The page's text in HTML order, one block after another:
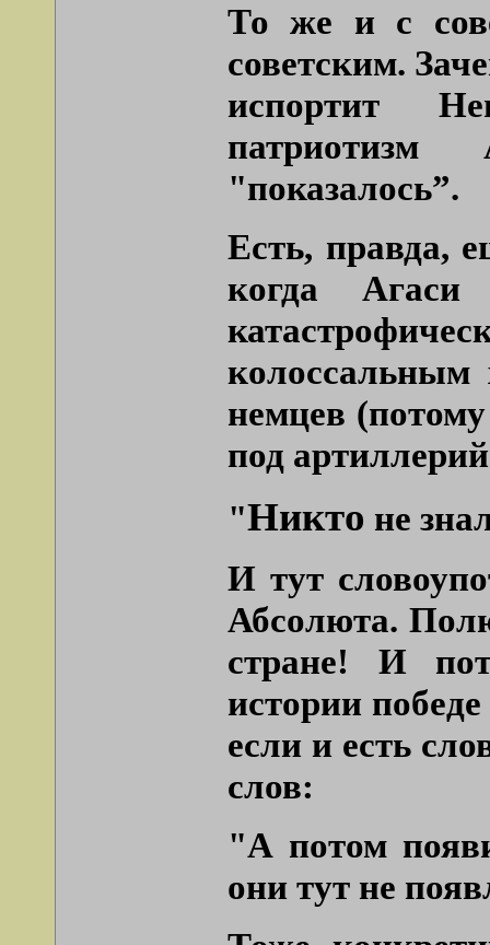
То же и с
советским.
испортит
"показалось”.
Есть, правда,
когда
немцев
под
"Никто не
И тут
Абсолюта.
стране! И
истории
если и есть
слов:
"А потом
они тут не